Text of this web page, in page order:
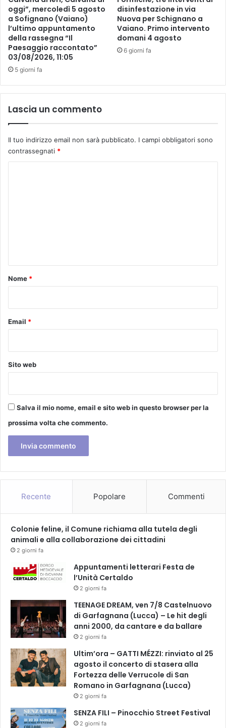
r
e
z
z
a
p
e
r
i
p
ù
p
I
n
a
l
e
oggi”, mercoledì 5 agosto
a Sofignano (Vaiano)
l’ultimo appuntamento
della rassegna “Il
Paesaggio raccontato”
03/08/2026, 11:05
5 giorni fa
disinfestazione in via
Nuova per Schignano a
Vaiano. Primo intervento
domani 4 agosto
6 giorni fa
Lascia un commento
Il tuo indirizzo email non sarà pubblicato. I campi obbligatori sono
contrassegnati *
o
Nome *
Email *
Sito web
Salva il mio nome, email e sito web in questo browser per la
prossima volta che commento.
Recente Popolare Commenti
Colonie feline, il Comune richiama alla tutela degli
animali e alla collaborazione dei cittadini
2 giorni fa
Appuntamenti letterari Festa de
l’Unità Certaldo
2 giorni fa
TEENAGE DREAM, ven 7/8 Castelnuovo
di Garfagnana (Lucca) – Le hit degli
anni 2000, da cantare e da ballare
2 giorni fa
Ultim’ora – GATTI MÉZZI: rinviato al 25
agosto il concerto di stasera alla
Fortezza delle Verrucole di San
Romano in Garfagnana (Lucca)
2 giorni fa
SENZA FILI – Pinocchio Street Festival
2 giorni fa